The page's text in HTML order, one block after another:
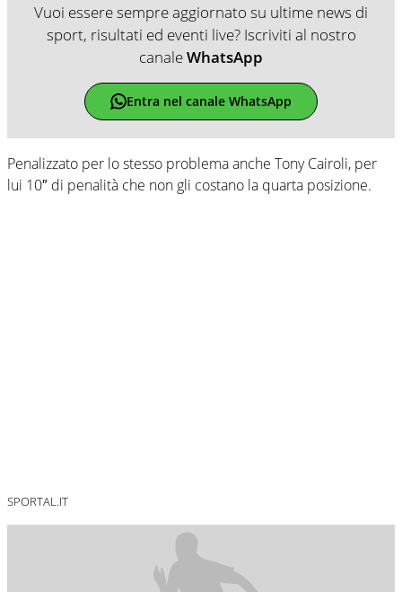
Vuoi essere sempre aggiornato su ultime news di
sport, risultati ed eventi live? Iscriviti al nostro
canaleWhatsApp
Entra nel canale WhatsApp
Penalizzato per lo stesso problema anche Tony Cairoli, per
lui 10″ di penalità che non gli costano la quarta posizione.
SPORTAL.IT